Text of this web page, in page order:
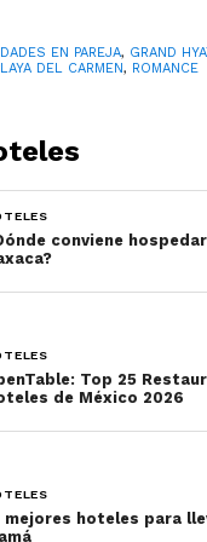
con broche de oro,
de probar el
Además, la cena
increíble
del DJ Santiago
EN PAREJA, GRAND
DEL CARMEN, ROMANCE
conviene
Top 25
de México 2026
mejores hoteles para